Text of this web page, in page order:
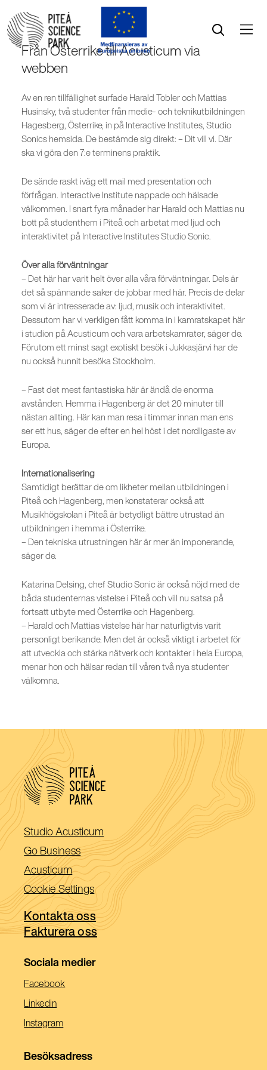
Öppna sök
Öppna menyn
Från Österrike till Acusticum via
webben
Av en ren tillfällighet surfade Harald Tobler och Mattias
Husinsky, två studenter från medie- och teknikutbildningen
Hagesberg, Österrike, in på Interactive Institutes, Studio
Sonics hemsida. De bestämde sig direkt: – Dit vill vi. Där
ska vi göra den 7:e terminens praktik.
De sände raskt iväg ett mail med presentation och
förfrågan. Interactive Institute nappade och hälsade
välkommen. I snart fyra månader har Harald och Mattias nu
bott på studenthem i Piteå och arbetat med ljud och
interaktivitet på Interactive Institutes Studio Sonic.
Över alla förväntningar
– Det här har varit helt över alla våra förväntningar. Dels är
det så spännande saker de jobbar med här. Precis de delar
som vi är intresserade av: ljud, musik och interaktivitet.
Dessutom har vi verkligen fått komma in i kamratskapet här
i studion på Acusticum och vara arbetskamrater, säger de.
Förutom ett minst sagt exotiskt besök i Jukkasjärvi har de
nu också hunnit besöka Stockholm.
– Fast det mest fantastiska här är ändå de enorma
avstånden. Hemma i Hagenberg är det 20 minuter till
nästan allting. Här kan man resa i timmar innan man ens
ser ett hus, säger de efter en hel höst i det nordligaste av
Europa.
Internationalisering
Samtidigt berättar de om likheter mellan utbildningen i
Piteå och Hagenberg, men konstaterar också att
Musikhögskolan i Piteå är betydligt bättre utrustad än
utbildningen i hemma i Österrike.
– Den tekniska utrustningen här är mer än imponerande,
säger de.
Katarina Delsing, chef Studio Sonic är också nöjd med de
båda studenternas vistelse i Piteå och vill nu satsa på
fortsatt utbyte med Österrike och Hagenberg.
– Harald och Mattias vistelse här har naturligtvis varit
personligt berikande. Men det är också viktigt i arbetet för
att utveckla och stärka nätverk och kontakter i hela Europa,
menar hon och hälsar redan till våren två nya studenter
välkomna.
Studio Acusticum (Öppnas
i
ett
nytt
fönster)
Go Business(Öppnas
i
ett
nytt
fönster)
Acusticum(Öppnas
i
ett
nytt
fönster)
Cookie Settings
Kontakta oss
Fakturera oss
Sociala medier
Facebook(Öppnas
Linkedin(Öppnas
Nytt
Instagram(Öppnas
Ett
Besöksadress